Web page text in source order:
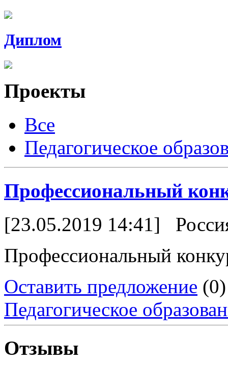
Диплом
Проекты
Все
Педагогическое
Профессиональный
[23.05.2019 14:41]
Профессиональный
Оставить предложение (0)
Педагогическое
Отзывы